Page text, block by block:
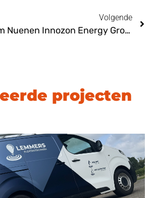
Nuenen
Volgende
Innozon Energy Groesbeek
projecten